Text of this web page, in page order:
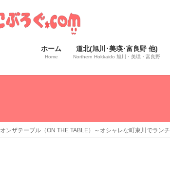
ホーム
Home
道北(旭川･美瑛･富良野 他)
Northern Hokkaido 旭川・美瑛・富良野
オンザテーブル（ON THE TABLE）～オシャレな町東川でランチ